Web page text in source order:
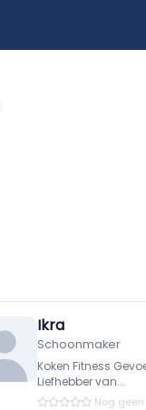
Ikra
Schoonmaker
Koken Fitness
Liefhebber van...
Nog